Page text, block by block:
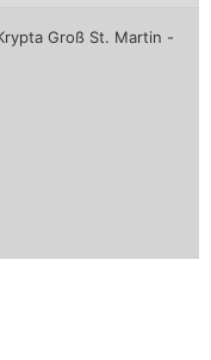
Groß St. Martin -